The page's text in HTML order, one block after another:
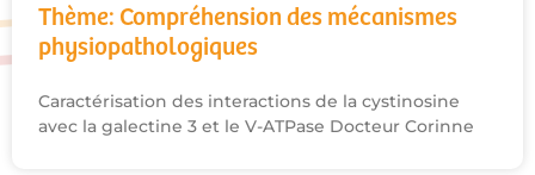
Thème: Compréhension des mécanismes
physiopathologiques
Caractérisation des interactions de la cystinosine
avec la galectine 3 et le V-ATPase Docteur Corinne